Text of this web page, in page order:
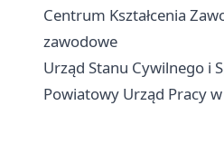
Centrum Kształcenia
zawodowe
Urząd Stanu Cywilnego i
Powiatowy Urząd Pracy